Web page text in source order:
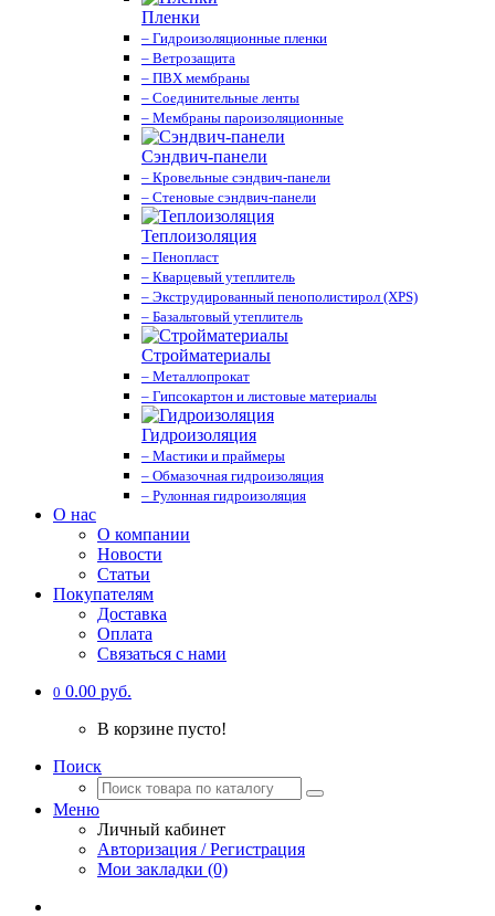
Пленки
– Гидроизоляционные пленки
– Ветрозащита
– ПВХ мембраны
– Соединительные ленты
– Мембраны пароизоляционные
Сэндвич-панели
– Кровельные сэндвич-панели
– Стеновые сэндвич-панели
Теплоизоляция
– Пенопласт
– Кварцевый утеплитель
– Экструдированный пенополистирол (XPS)
– Базальтовый утеплитель
Стройматериалы
– Металлопрокат
– Гипсокартон и листовые материалы
Гидроизоляция
– Мастики и праймеры
– Обмазочная гидроизоляция
– Рулонная гидроизоляция
О нас
О компании
Новости
Статьи
Покупателям
Доставка
Оплата
Связаться с нами
0 0.00 руб.
В корзине пусто!
Поиск
Меню
Личный кабинет
Авторизация / Регистрация
Мои закладки (0)